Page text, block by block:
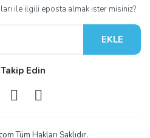
ile ilgili eposta almak ister misiniz?
EKLE
Edin
Tüm Hakları Saklıdır.